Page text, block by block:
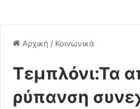
Αρχική / Κοινωνικά
Τεμπλόνι:Τα
ρύπανση